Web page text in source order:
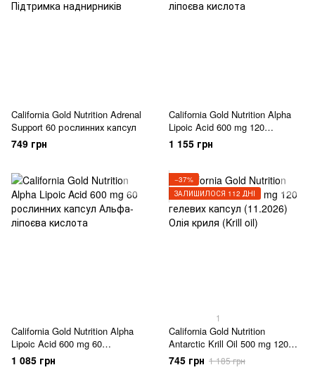
California Gold Nutrition Adrenal
Support 60 рослинних капсул
749 грн
California Gold Nutrition Alpha
Lipoic Acid 600 mg 120
рослинних капсул
1 155 грн
California Gold Nutrition Alpha
Lipoic Acid 600 mg 60
рослинних капсул
1 085 грн
−37%
ЗАЛИШИЛОСЯ 112 ДНІ
1
California Gold Nutrition
Antarctic Krill Oil 500 mg 120
гелевих капсул (11.2026)
745 грн 1 185 грн